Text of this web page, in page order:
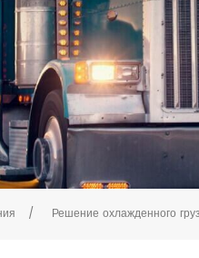
/ Решение охлажденного